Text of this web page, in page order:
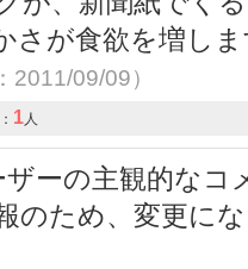
さが食欲を増し
2011/09/09）
1 人
ーの主観的なコ
のため、変更に